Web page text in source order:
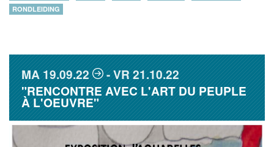
RONDLEIDING
MA19.09.22 VR21.10.22
"RENCONTRE AVEC L'ART DU PEUPLE
À L'OEUVRE"